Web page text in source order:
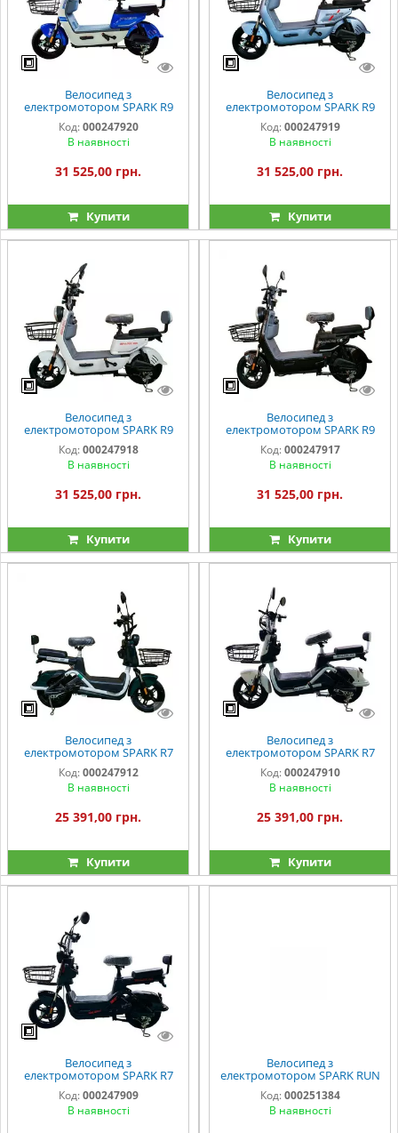
Велосипед з
електромотором SPARK R9
14" 60V/800W/20Ah LiFePO4
білий із синім
Код: 000247920
В наявності
31 525,00 грн.
Купити
Велосипед з
електромотором SPARK R9
14" 60V/800W/20Ah LiFePO4
сірий
Код: 000247919
В наявності
31 525,00 грн.
Купити
Велосипед з
електромотором SPARK R9
14" 60V/800W/20Ah LiFePO4
білий
Код: 000247918
В наявності
31 525,00 грн.
Купити
Велосипед з
електромотором SPARK R9
14" 60V/800W/20Ah LiFePO4
чорний
Код: 000247917
В наявності
31 525,00 грн.
Купити
Велосипед з
електромотором SPARK R7
14" 60V/800W/25Ah зелений
Код: 000247912
В наявності
25 391,00 грн.
Купити
Велосипед з
електромотором SPARK R7
14" 60V/800W/25Ah білий
Код: 000247910
В наявності
25 391,00 грн.
Купити
Велосипед з
електромотором SPARK R7
14" 60V/800W/25Ah чорний
Код: 000247909
В наявності
Велосипед з
електромотором SPARK RUN
EVO 14" 72V/1200W/20Ah
синій
Код: 000251384
В наявності